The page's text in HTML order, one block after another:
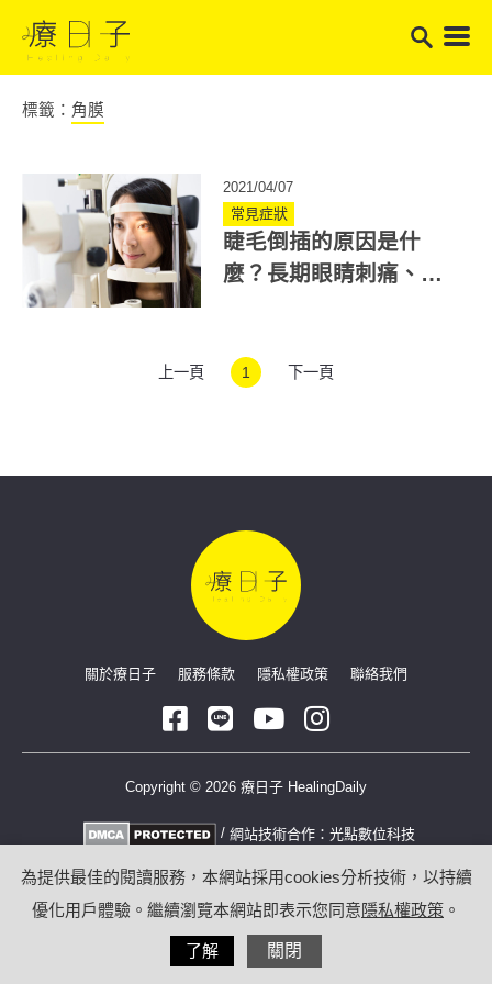
標籤： 角膜
2021/04/07
常見症狀
睫毛倒插的原因是什
麼？長期眼睛刺痛、流
上一頁 1 下一頁
關於療日子 服務條款 隱私權政策 聯絡我們
Copyright © 2026 療日子 HealingDaily
/ 網站技術合作： 光點數位科技
為提供最佳的閱讀服務，本網站採用cookies分析技術，以持續
優化用戶體驗。繼續瀏覽本網站即表示您同意隱私權政策 。
了解 關閉